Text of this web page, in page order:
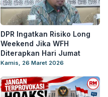
DPR Ingatkan Risiko Long
Weekend Jika WFH
Diterapkan Hari Jumat
Kamis, 26 Maret 2026